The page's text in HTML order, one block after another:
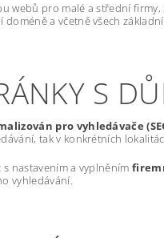
webů pro malé a střední
doméně a včetně všech
S
pro vyhledávače
tak v konkrétních
s nastavením a vyplněním
vyhledávání.